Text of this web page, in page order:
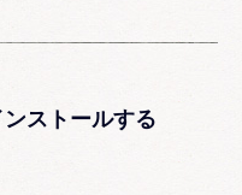
ストールする